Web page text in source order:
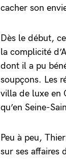
cacher son
Dès le début,
la complicité
dont il a pu
soupçons. Les
villa de luxe en
qu’en Seine-
Peu à peu,
sur ses affaires